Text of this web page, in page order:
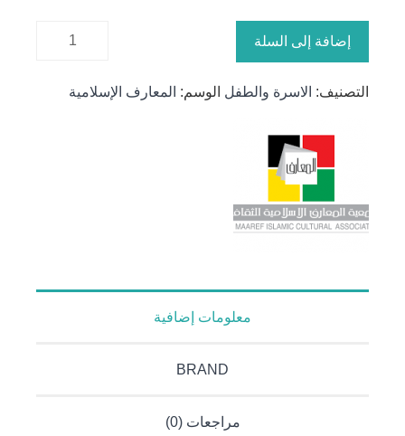
إضافة إلى السلة
التصنيف: الاسرة والطفل الوسم: المعارف الإسلامية
معلومات إضافية
BRAND
مراجعات (0)